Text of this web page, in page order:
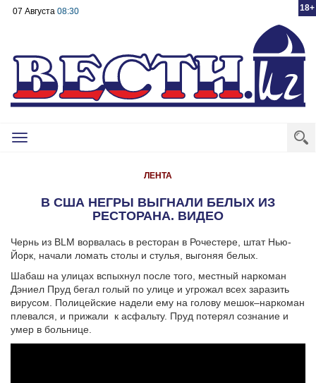
18+
07 Августа 08:30
Toggle
ЛЕНТА
В США НЕГРЫ ВЫГНАЛИ БЕЛЫХ ИЗ
РЕСТОРАНА. ВИДЕО
Чернь из BLM ворвалась в ресторан в Рочестере, штат Нью-
Йорк, начали ломать столы и стулья, выгоняя белых.
Шабаш на улицах вспыхнул после того, местный наркоман
Дэниел Пруд бегал голый по улице и угрожал всех заразить
вирусом. Полицейские надели ему на голову мешок–наркоман
плевался, и прижали к асфальту. Пруд потерял сознание и
умер в больнице.